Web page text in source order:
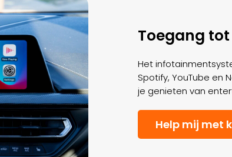
Toegang
Het
Spotify, YouTube en
je genieten van
Help mij met